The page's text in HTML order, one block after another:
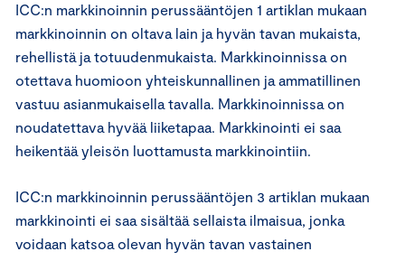
ICC:n markkinoinnin perussääntöjen 1 artiklan mukaan
markkinoinnin on oltava lain ja hyvän tavan mukaista,
rehellistä ja totuudenmukaista. Markkinoinnissa on
otettava huomioon yhteiskunnallinen ja ammatillinen
vastuu asianmukaisella tavalla. Markkinoinnissa on
noudatettava hyvää liiketapaa. Markkinointi ei saa
heikentää yleisön luottamusta markkinointiin.
ICC:n markkinoinnin perussääntöjen 3 artiklan mukaan
markkinointi ei saa sisältää sellaista ilmaisua, jonka
voidaan katsoa olevan hyvän tavan vastainen